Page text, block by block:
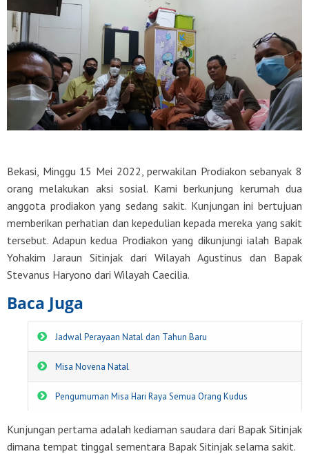
Bekasi, Minggu 15 Mei 2022, perwakilan Prodiakon sebanyak 8
orang melakukan aksi sosial. Kami berkunjung kerumah dua
anggota prodiakon yang sedang sakit. Kunjungan ini bertujuan
memberikan perhatian dan kepedulian kepada mereka yang sakit
tersebut. Adapun kedua Prodiakon yang dikunjungi ialah Bapak
Yohakim Jaraun Sitinjak dari Wilayah Agustinus dan Bapak
Stevanus Haryono dari Wilayah Caecilia.
Baca Juga
Jadwal Perayaan Natal dan Tahun Baru
Misa Novena Natal
Pengumuman Misa Hari Raya Semua Orang Kudus
Kunjungan pertama adalah kediaman saudara dari Bapak Sitinjak
dimana tempat tinggal sementara Bapak Sitinjak selama sakit.